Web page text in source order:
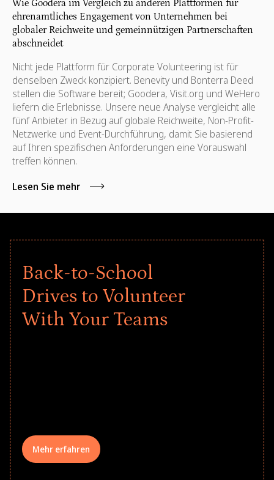
Wie Goodera im Vergleich zu anderen Plattformen für
ehrenamtliches Engagement von Unternehmen bei
globaler Reichweite und gemeinnützigen Partnerschaften
abschneidet
Nicht jede Plattform für Corporate Volunteering ist für
denselben Zweck konzipiert. Benevity und Bonterra Deed
stellen die Software bereit; Goodera, Visit.org und WeHero
liefern die Erlebnisse. Unsere neue Analyse vergleicht alle
fünf Anbieter in Bezug auf globale Reichweite, Non-Profit-
Netzwerke und Event-Durchführung, damit Sie basierend
auf Ihren spezifischen Anforderungen eine Vorauswahl
treffen können.
Lesen Sie mehr
Back-to-School
Drives to Volunteer
With Your Teams
Mehr erfahren